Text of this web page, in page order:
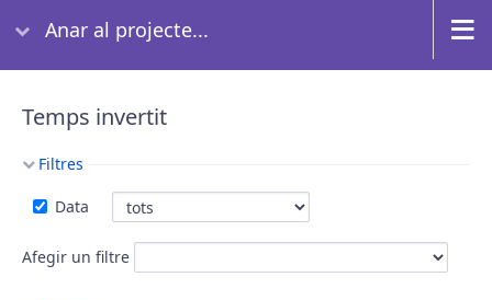
Anar al projecte...
Temps invertit
Filtres
Data
Afegir un filtre